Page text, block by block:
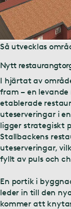
Så utvecklas
Nytt
I hjärtat av
fram – en
etablerade
uteserveringar i
ligger strategiskt
Stallbackens
uteserveringar,
fyllt av puls och
En portik i
leder in till den
kommer att